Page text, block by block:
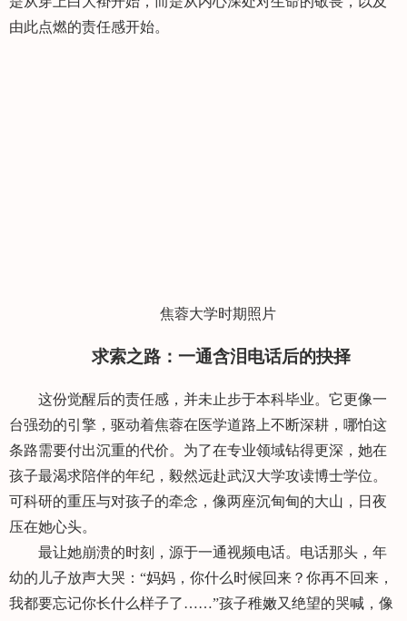
由此点燃的责任感开始。
焦蓉大学时期照片
求索之路：一通含泪电话后的抉择
这份觉醒后的责任感，并未止步于本科毕业。它更像一
台强劲的引擎，驱动着焦蓉在医学道路上不断深耕，哪怕这
条路需要付出沉重的代价。为了在专业领域钻得更深，她在
孩子最渴求陪伴的年纪，毅然远赴武汉大学攻读博士学位。
可科研的重压与对孩子的牵念，像两座沉甸甸的大山，日夜
压在她心头。
最让她崩溃的时刻，源于一通视频电话。电话那头，年
幼的儿子放声大哭：“妈妈，你什么时候回来？你再不回来，
我都要忘记你长什么样子了……”孩子稚嫩又绝望的哭喊，像